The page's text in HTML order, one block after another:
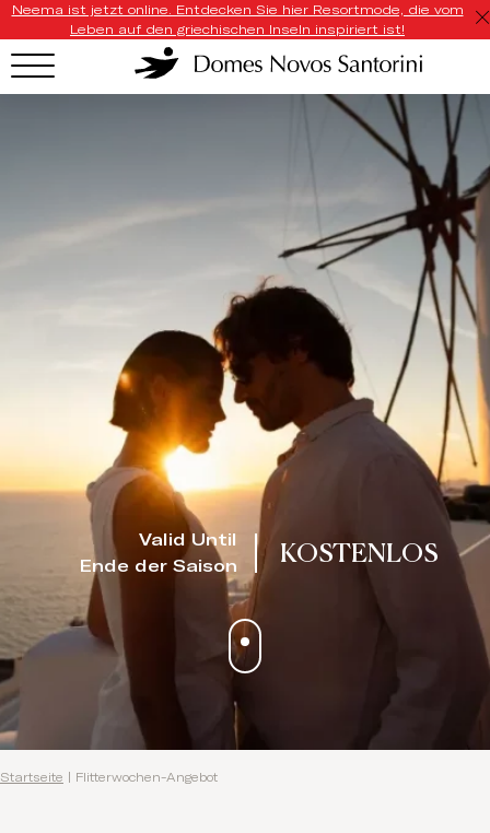
Neema ist jetzt online. Entdecken Sie hier Resortmode, die vom
Leben auf den griechischen Inseln inspiriert ist!
Valid Until
Ende der Saison
KOSTENLOS
Startseite Flitterwochen-Angebot